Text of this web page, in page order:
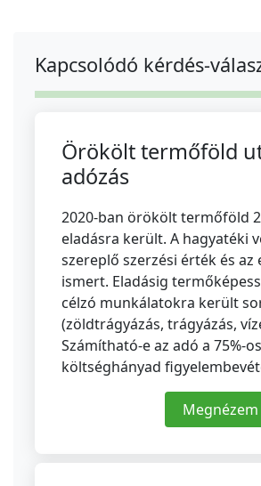
Kapcsolódó kérdés-
Örökölt termőföld
adózás
2020-ban örökölt termőföld
eladásra került. A hagyatéki
szereplő szerzési érték és az
ismert. Eladásig
célzó munkálatokra került
(zöldtrágyázás, trágyázás,
Számítható-e az adó a 75%-os
költséghányad